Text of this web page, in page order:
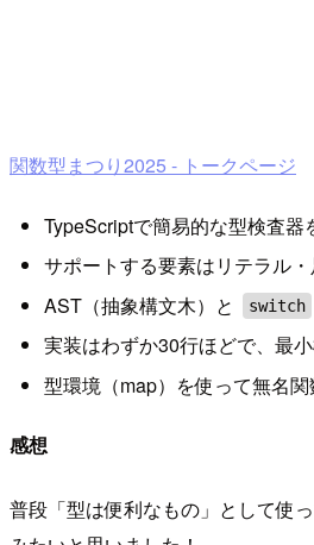
関数型まつり2025 - トークページ
TypeScriptで簡易的な型検査器
サポートする要素はリテラル
AST（抽象構文木）と
switch
実装はわずか30行ほどで、最
型環境（map）を使って無名
感想
普段「型は便利なもの」として使